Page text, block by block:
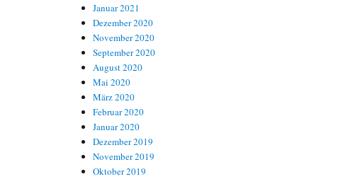
Januar 2021
Dezember 2020
November 2020
September 2020
August 2020
Mai 2020
März 2020
Februar 2020
Januar 2020
Dezember 2019
November 2019
Oktober 2019